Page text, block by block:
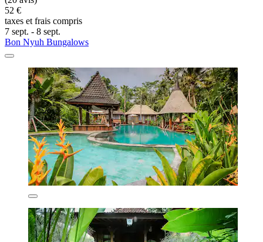
52 €
taxes et frais compris
7 sept. - 8 sept.
Bon Nyuh Bungalows